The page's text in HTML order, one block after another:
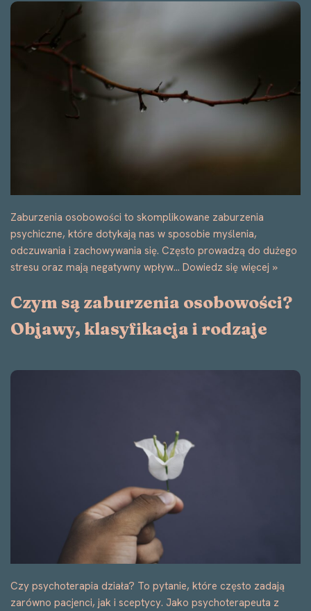
Zaburzenia osobowości to skomplikowane zaburzenia
psychiczne, które dotykają nas w sposobie myślenia,
odczuwania i zachowywania się. Często prowadzą do dużego
stresu oraz mają negatywny wpływ… Dowiedz się więcej »
Czym są zaburzenia osobowości?
Objawy, klasyfikacja i rodzaje
Czy psychoterapia działa? To pytanie, które często zadają
zarówno pacjenci, jak i sceptycy. Jako psychoterapeuta z